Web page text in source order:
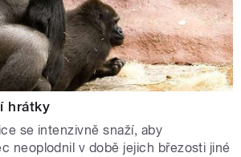
hrátky
se intenzivně snaží, aby
neoplodnil v době jejich březosti jiné